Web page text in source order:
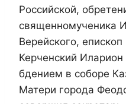
Российской,
священномученика
Верейского,
Керченский
бдением в соборе
Матери города